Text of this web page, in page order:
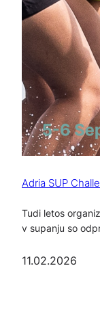
Adria SUP
Tudi letos
v supanju so
11.02.2026